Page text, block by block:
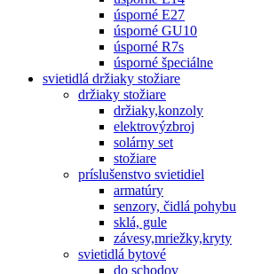
úsporné E27
úsporné GU10
úsporné R7s
úsporné špeciálne
svietidlá držiaky stožiare
držiaky stožiare
držiaky,konzoly
elektrovýzbroj
solárny set
stožiare
príslušenstvo svietidiel
armatúry
senzory, čidlá pohybu
sklá, gule
závesy,mriežky,kryty
svietidlá bytové
do schodov